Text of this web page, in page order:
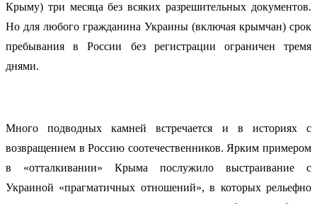
Крыму) три месяца без всяких разрешительных документов.
Но для любого гражданина Украины (включая крымчан) срок
пребывания в России без регистрации ограничен тремя
днями.
Много подводных камней встречается и в историях с
возвращением в Россию соотечественников. Ярким примером
в «отталкивании» Крыма послужило выстраивание с
Украиной «прагматичных отношений», в которых рельефно